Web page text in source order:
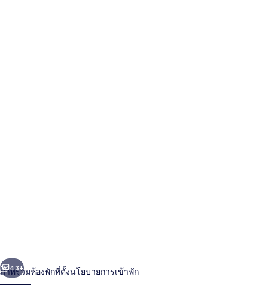
วน์
า
ถัดไป
43+
ภาพรวมห้องพักที่ตั้งนโยบายการเข้าพัก